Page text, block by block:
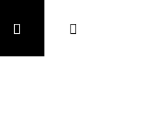
PrihlásenieNákupný